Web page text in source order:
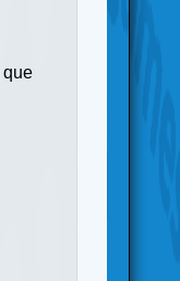
que